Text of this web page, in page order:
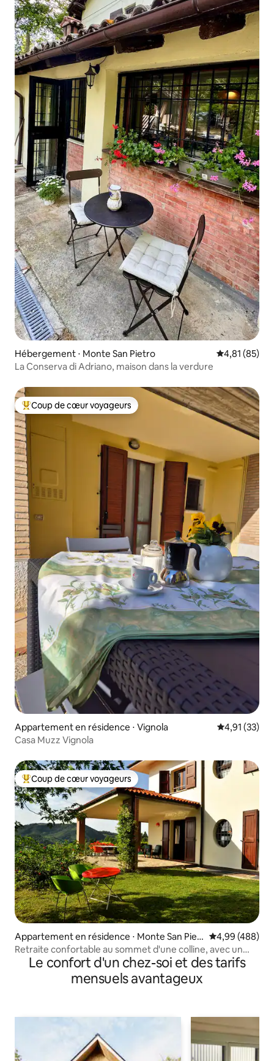
Hébergement ⋅ Monte San Pietro Évaluation
4,81 (85)
La Conserva di Adriano, maison dans la verdure
Coups de cœur voyageurs les plus appréciés
Coup de cœur voyageurs
Appartement en résidence ⋅ Vignola Évaluation
4,91 (33)
Casa Muzz Vignola
Coups de cœur voyageurs les plus appréciés
Coup de cœur voyageurs
Appartement en résidence ⋅ Monte San Pietr
o
Évaluation
4,99 (488)
Retraite confortable au sommet d'une colline, avec un
décor de milieu de siècle et la climatisation
Le confort d'un chez-soi et des tarifs
mensuels avantageux